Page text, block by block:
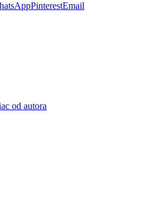
PinterestEmail
od autora